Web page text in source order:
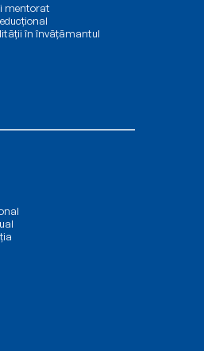
mentorat
în învățămantul